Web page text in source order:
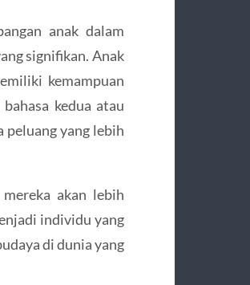
anak dalam
signifikan. Anak
kemampuan
kedua atau
peluang yang lebih
akan lebih
individu yang
di dunia yang